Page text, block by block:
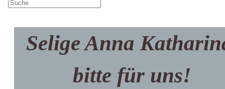
»Bemüht euch um
das Wohl der Stadt«
Selige Anna
bitte für uns!